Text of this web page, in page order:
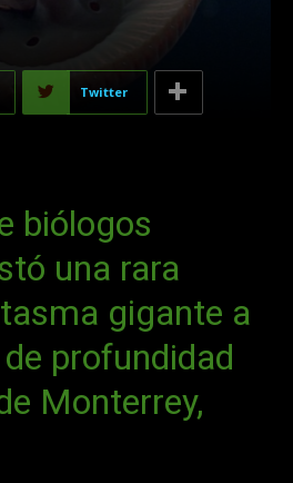
Twitter
biólogos
una rara
gigante a
profundidad
Monterrey,